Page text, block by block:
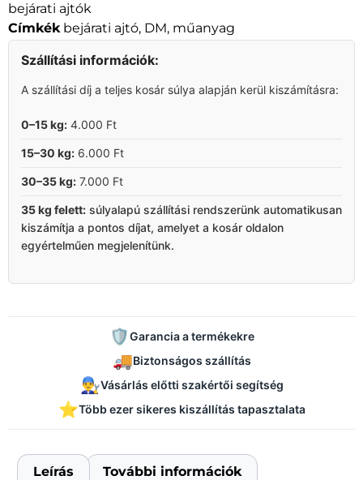
bejárati ajtók
Címkék bejárati ajtó, DM, műanyag
Szállítási információk:
A szállítási díj a teljes kosár súlya alapján kerül kiszámításra:
0–15 kg: 4.000 Ft
15–30 kg: 6.000 Ft
30–35 kg: 7.000 Ft
35 kg felett: súlyalapú szállítási rendszerünk automatikusan
kiszámítja a pontos díjat, amelyet a kosár oldalon
egyértelműen megjelenítünk.
🛡️Garancia a termékekre
🚚Biztonságos szállítás
👨‍🔧Vásárlás előtti szakértői segítség
⭐Több ezer sikeres kiszállítás tapasztalata
Leírás További információk